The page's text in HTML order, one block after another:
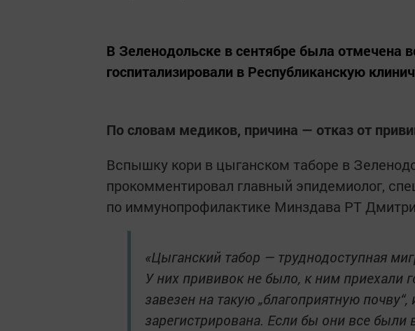
В Зеленодольске в сентябре была отмечена
госпитализировали в Республиканскую
По словам медиков, причина — отказ от
Вспышку кори в цыганском таборе в
прокомментировал главный эпидемиолог,
по иммунопрофилактике Минздава РТ
«Цыганский табор — труднодоступная
У них прививок не было, к ним приехали
завезен на такую „благоприятную
зарегистрирована. Если бы они все были